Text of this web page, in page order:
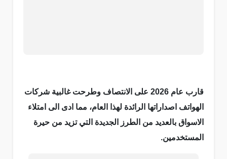
قارب عام 2026 على الانتصاف وطرحت غالبية شركات
الهواتف اصداراتها الرائدة لهذا العام، مما ادى الى امتلاء
الاسواق بالعديد من الطرز الجديدة التي تزيد من حيرة
المستخدمين.